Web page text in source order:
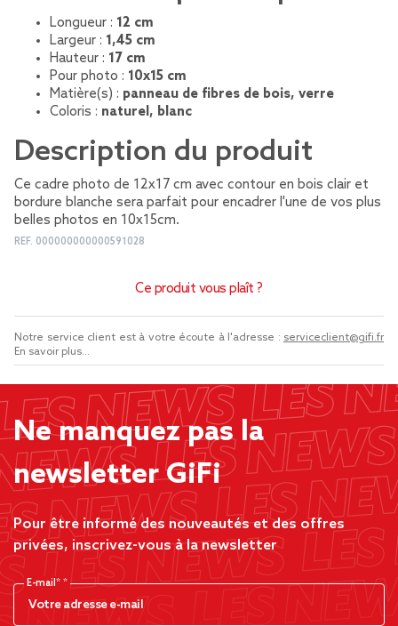
Longueur : 12 cm
Largeur : 1,45 cm
Hauteur : 17 cm
Pour photo : 10x15 cm
Matière(s) : panneau de fibres de bois, verre
Coloris : naturel, blanc
Description du produit
Ce cadre photo de 12x17 cm avec contour en bois clair et
bordure blanche sera parfait pour encadrer l'une de vos plus
belles photos en 10x15cm.
REF. 000000000000591028
Ce produit vous plaît ?
Notre service client est à votre écoute à l'adresse : serviceclient@gifi.fr
En savoir plus...
Ne manquez pas la
newsletter GiFi
Pour être informé des nouveautés et des offres
privées, inscrivez-vous à la newsletter
E-mail*